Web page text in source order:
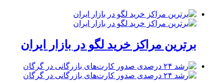
برترین مراکز خرید لگو در بازار ایران